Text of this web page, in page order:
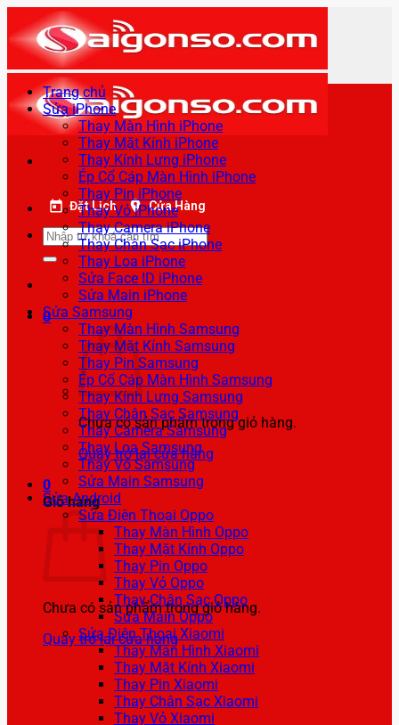
qua
nội
dung
Đặt Lịch Cửa Hàng
Tìm
kiếm:
0
Chưa có sản phẩm trong giỏ hàng.
Quay trở lại cửa hàng
0
Giỏ hàng
Chưa có sản phẩm trong giỏ hàng.
Quay trở lại cửa hàng
Trang chủ
Sửa iPhone
Thay Màn Hình iPhone
Thay Mặt Kính iPhone
Thay Kính Lưng iPhone
Ép Cổ Cáp Màn Hình iPhone
Thay Pin iPhone
Thay Vỏ iPhone
Thay Camera iPhone
Thay Chân Sạc iPhone
Thay Loa iPhone
Sửa Face ID iPhone
Sửa Main iPhone
Sửa Samsung
Thay Màn Hình Samsung
Thay Mặt Kính Samsung
Thay Pin Samsung
Ép Cổ Cáp Màn Hình Samsung
Thay Kính Lưng Samsung
Thay Chân Sạc Samsung
Thay Camera Samsung
Thay Loa Samsung
Thay Vỏ Samsung
Sửa Main Samsung
Sửa Android
Sửa Điện Thoại Oppo
Thay Màn Hình Oppo
Thay Mặt Kính Oppo
Thay Pin Oppo
Thay Vỏ Oppo
Thay Chân Sạc Oppo
Sửa Main Oppo
Sửa Điện Thoại Xiaomi
Thay Màn Hình Xiaomi
Thay Mặt Kính Xiaomi
Thay Pin Xiaomi
Thay Chân Sạc Xiaomi
Thay Vỏ Xiaomi